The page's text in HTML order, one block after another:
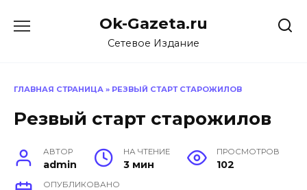
Ok-Gazeta.ru
Сетевое Издание
ГЛАВНАЯ СТРАНИЦА » РЕЗВЫЙ СТАРТ СТАРОЖИЛОВ
Резвый старт старожилов
АВТОР
admin
НА ЧТЕНИЕ
3 мин
ПРОСМОТРОВ
102
ОПУБЛИКОВАНО